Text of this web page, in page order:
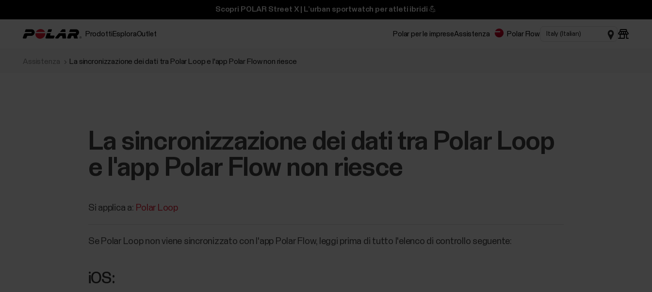
Scopri POLAR Street X | L’urban sportwatch per atleti ibridi 💪
Prodotti EsploraOutlet Polar per le impreseAssistenza Polar Flow
Assistenza La sincronizzazione dei dati tra Polar Loop e l'app Polar Flow non riesce
La sincronizzazione dei dati tra Polar Loop
e l'app Polar Flow non riesce
Si applica a: Polar Loop
Se Polar Loop non viene sincronizzato con l'app Polar Flow, leggi prima di tutto l'elenco di controllo seguente:
iOS: